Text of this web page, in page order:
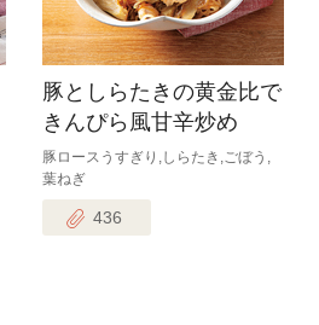
豚としらたきの黄金比で
きんぴら風甘辛炒め
豚ロースうすぎり,しらたき,ごぼう,
葉ねぎ
436